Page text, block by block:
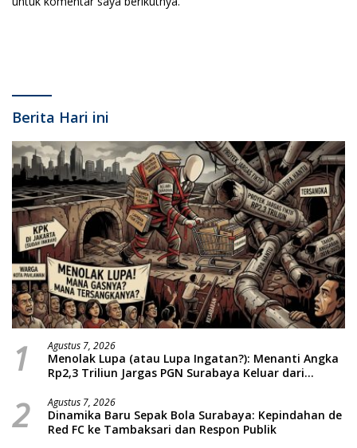
Berita Hari ini
1 Agustus 7, 2026
Menolak Lupa (atau Lupa Ingatan?): Menanti Angka
Rp2,3 Triliun Jargas PGN Surabaya Keluar dari
2 Agustus 7, 2026
Dinamika Baru Sepak Bola Surabaya: Kepindahan de
Red FC ke Tambaksari dan Respon Publik